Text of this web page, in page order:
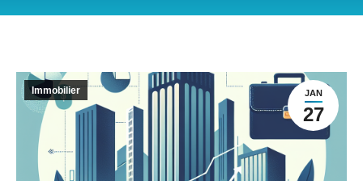
JAN
27
Immobilier